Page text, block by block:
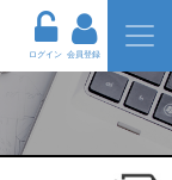
ログイン 会員登録